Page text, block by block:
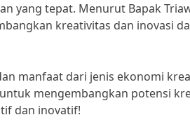
yang tepat. Menurut Bapak
kreativitas dan inovasi
manfaat dari jenis ekonomi
mengembangkan potensi
dan inovatif!